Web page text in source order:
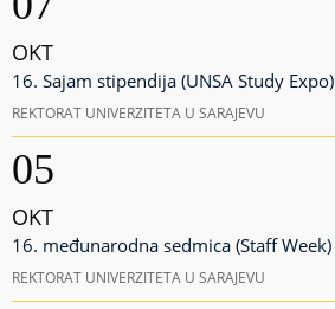
OKT
16. Sajam stipendija (UNSA Study Expo)
REKTORAT UNIVERZITETA U SARAJEVU
05
OKT
16. međunarodna sedmica (Staff Week)
REKTORAT UNIVERZITETA U SARAJEVU